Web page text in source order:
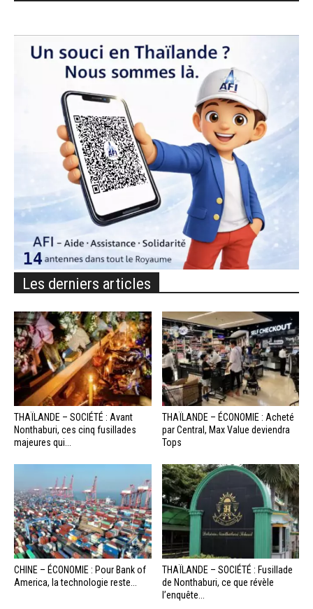
Les derniers articles
THAÏLANDE – SOCIÉTÉ : Avant
Nonthaburi, ces cinq fusillades
majeures qui...
THAÏLANDE – ÉCONOMIE : Acheté
par Central, Max Value deviendra
Tops
CHINE – ÉCONOMIE : Pour Bank of
America, la technologie reste...
THAÏLANDE – SOCIÉTÉ : Fusillade
de Nonthaburi, ce que révèle
l’enquête...